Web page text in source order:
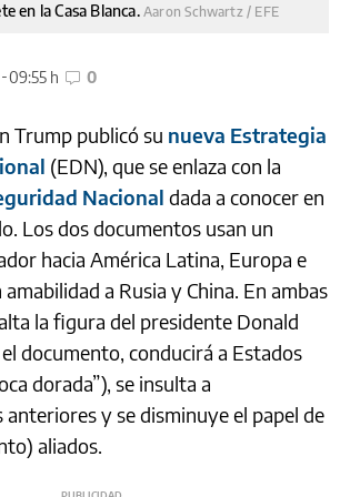
en la Casa Blanca. Aaron Schwartz / EFE
09:55 h 0
Trump publicó su nueva Estrategia
(EDN), que se enlaza con la
Nacional dada a conocer en
Los dos documentos usan un
hacia América Latina, Europa e
a Rusia y China. En ambas
la figura del presidente Donald
documento, conducirá a Estados
dorada”), se insulta a
y se disminuye el papel de
aliados.